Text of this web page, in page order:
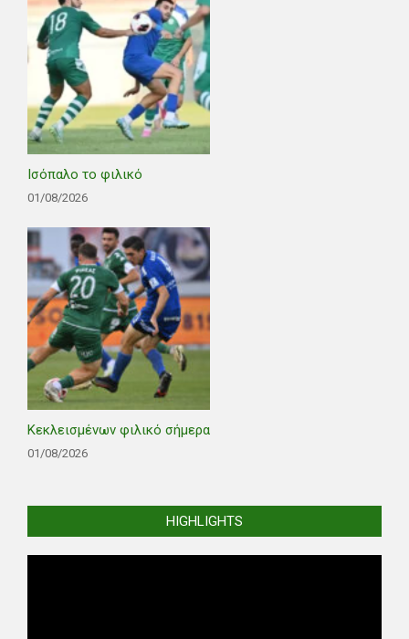
Ισόπαλο το φιλικό
01/08/2026
Κεκλεισμένων φιλικό σήμερα
01/08/2026
HIGHLIGHTS